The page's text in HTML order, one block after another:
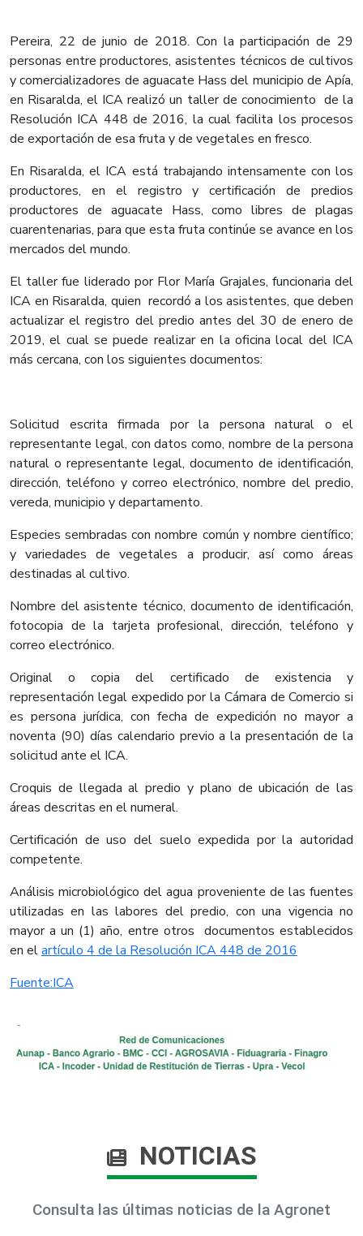
Pereira, 22 de junio de 2018. Con la participación de 29
personas entre productores, asistentes técnicos de cultivos
y comercializadores de aguacate Hass del municipio de Apía,
en Risaralda, el ICA realizó un taller de conocimiento de la
Resolución ICA 448 de 2016, la cual facilita los procesos
de exportación de esa fruta y de vegetales en fresco.
En Risaralda, el ICA está trabajando intensamente con los
productores, en el registro y certificación de predios
productores de aguacate Hass, como libres de plagas
cuarentenarias, para que esta fruta continúe se avance en los
mercados del mundo.
El taller fue liderado por Flor María Grajales, funcionaria del
ICA en Risaralda, quien recordó a los asistentes, que deben
actualizar el registro del predio antes del 30 de enero de
2019, el cual se puede realizar en la oficina local del ICA
más cercana, con los siguientes documentos:
Solicitud escrita firmada por la persona natural o el
representante legal, con datos como, nombre de la persona
natural o representante legal, documento de identificación,
dirección, teléfono y correo electrónico, nombre del predio,
vereda, municipio y departamento.
Especies sembradas con nombre común y nombre científico;
y variedades de vegetales a producir, así como áreas
destinadas al cultivo.
Nombre del asistente técnico, documento de identificación,
fotocopia de la tarjeta profesional, dirección, teléfono y
correo electrónico.
Original o copia del certificado de existencia y
representación legal expedido por la Cámara de Comercio si
es persona jurídica, con fecha de expedición no mayor a
noventa (90) días calendario previo a la presentación de la
solicitud ante el ICA.
Croquis de llegada al predio y plano de ubicación de las
áreas descritas en el numeral.
Certificación de uso del suelo expedida por la autoridad
competente.
Análisis microbiológico del agua proveniente de las fuentes
utilizadas en las labores del predio, con una vigencia no
mayor a un (1) año, entre otros documentos establecidos
en elartículo 4 de la Resolución ICA 448 de 2016
Fuente:ICA
NOTICIAS
Consulta las últimas noticias de la Agronet